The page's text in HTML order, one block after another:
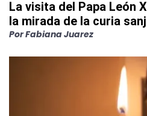
La visita del Papa León
la mirada de la curia
PorFabiana Juarez